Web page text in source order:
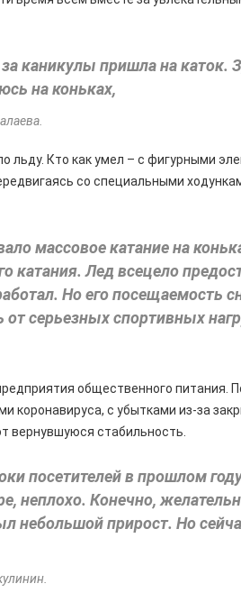
каникулы пришла на каток.
на коньках,
льду. Кто как умел – с фигурными
со специальными
массовое катание на
катания. Лед всецело
Но его посещаемость
серьезных спортивных
общественного питания.
коронавируса, с убытками из-за
вернувшуюся стабильность.
посетителей в прошлом
неплохо. Конечно,
небольшой прирост. Но